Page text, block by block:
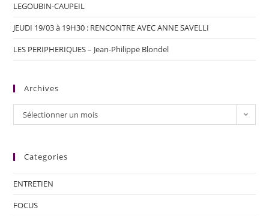
LEGOUBIN-CAUPEIL
JEUDI 19/03 à 19H30 : RENCONTRE AVEC ANNE SAVELLI
LES PERIPHERIQUES – Jean-Philippe Blondel
Archives
Sélectionner un mois
Categories
ENTRETIEN
FOCUS